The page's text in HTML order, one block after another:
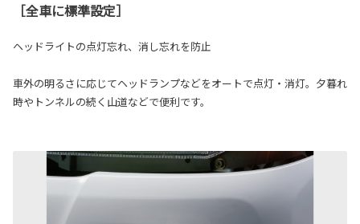
［全車に標準設定］
ヘッドライトの点灯忘れ、消し忘れを防止
車外の明るさに応じてヘッドランプなどをオートで点灯・消灯。夕暮れ
時やトンネルの続く山道などで便利です。